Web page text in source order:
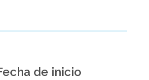
de inicio